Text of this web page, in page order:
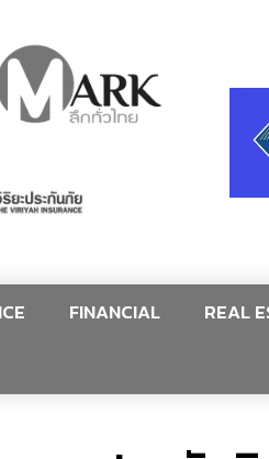
FINANCIAL REAL